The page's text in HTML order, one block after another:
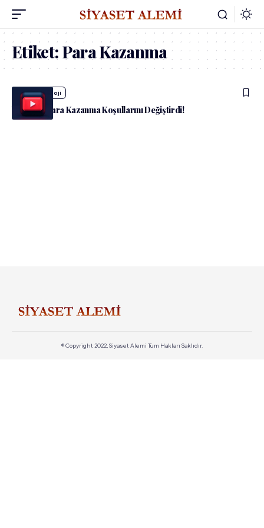
Etiket:Para Kazanma
admin Teknoloji
YouTube Para Kazanma Koşullarını Değiştirdi!
© Copyright 2022, Siyaset Alemi Tüm Hakları Saklıdır.